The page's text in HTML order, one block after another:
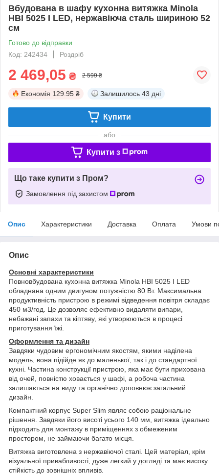
Вбудована в шафу кухонна витяжка Minola
HBI 5025 I LED, нержавіюча сталь шириною 52
см
Готово до відправки
Код: 242434
Роздріб
2 469,05 ₴ 2 599 ₴
Економія 129.95 ₴ Залишилось 43 дні
Купити
або
Купити з
Що таке купити з Пром?
Замовлення під захистом
Опис Характеристики Доставка Оплата Умови
Опис
Основні характеристики
Повновбудована кухонна витяжка Minola HBI 5025 I LED
обладнана одним двигуном потужністю 80 Вт. Максимальна
продуктивність пристрою в режимі відведення повітря складає
450 м3/год. Це дозволяє ефективно видаляти випари,
небажані запахи та кіптяву, які утворюються в процесі
приготування їжі.
Оформлення та дизайн
Завдяки чудовим ергономічним якостям, якими наділена
модель, вона підійде як до маленької, так і до стандартної
кухні. Частина конструкції пристрою, яка має бути прихована
від очей, повністю ховається у шафі, а робоча частина
залишається на виду та органічно доповнює загальний
дизайн.
Компактний корпус Super Slim являє собою раціональне
рішення. Завдяки його висоті усього 140 мм, витяжка ідеально
підходить для монтажу в приміщеннях з обмеженим
простором, не займаючи багато місця.
Витяжка виготовлена з нержавіючої сталі. Цей матеріал, крім
візуальної привабливості, дуже легкий у догляді та має високу
стійкість до зовнішніх впливів.